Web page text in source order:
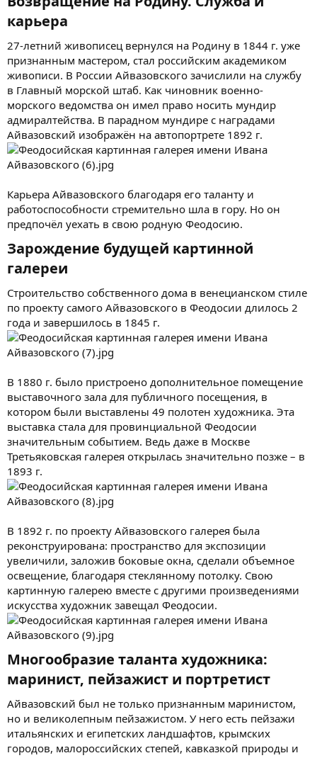
карьера​
27-летний живописец вернулся на Родину в 1844 г. уже
признанным мастером, стал российским академиком
живописи. В России Айвазовского зачислили на службу
в Главный морской штаб. Как чиновник военно-
морского ведомства он имел право носить мундир
адмиралтейства. В парадном мундире с наградами
Айвазовский изображён на автопортрете 1892 г.
Карьера Айвазовского благодаря его таланту и
работоспособности стремительно шла в гору. Но он
предпочёл уехать в свою родную Феодосию.
Зарождение будущей картинной
галереи​
Строительство собственного дома в венецианском стиле
по проекту самого Айвазовского в Феодосии длилось 2
года и завершилось в 1845 г.
В 1880 г. было пристроено дополнительное помещение
выставочного зала для публичного посещения, в
котором были выставлены 49 полотен художника. Эта
выставка стала для провинциальной Феодосии
значительным событием. Ведь даже в Москве
Третьяковская галерея открылась значительно позже – в
1893 г.
В 1892 г. по проекту Айвазовского галерея была
реконструирована: пространство для экспозиции
увеличили, заложив боковые окна, сделали объемное
освещение, благодаря стеклянному потолку. Свою
картинную галерею вместе с другими произведениями
искусства художник завещал Феодосии.
Многообразие таланта художника:
маринист, пейзажист и портретист​
Айвазовский был не только признанным маринистом,
но и великолепным пейзажистом. У него есть пейзажи
итальянских и египетских ландшафтов, крымских
городов, малороссийских степей, кавказкой природы и